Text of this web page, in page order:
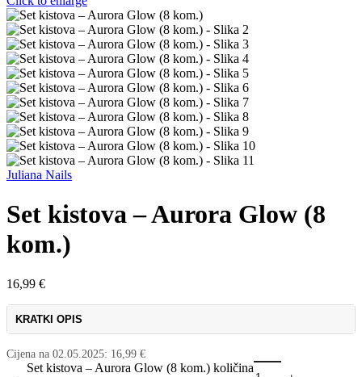
Juliana Nails
Set kistova – Aurora Glow (8
kom.)
16,99 €
KRATKI OPIS
Cijena na 02.05.2025: 16,99 €
Set kistova – Aurora Glow (8 kom.) količina